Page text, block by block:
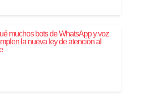
muchos bots de WhatsApp y voz
la nueva ley de atención al